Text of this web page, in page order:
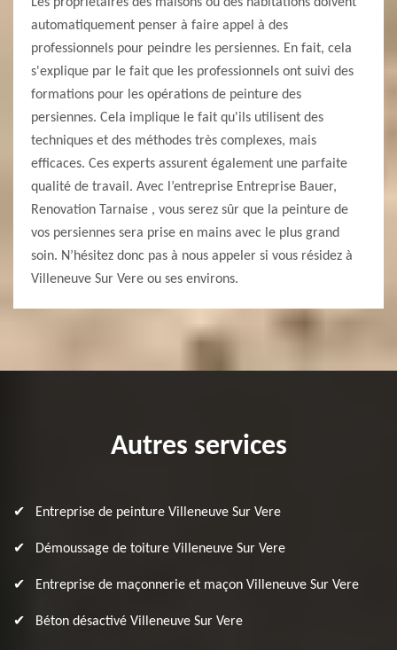
automatiquement penser à faire appel à des
professionnels pour peindre les persiennes. En fait, cela
s'explique par le fait que les professionnels ont suivi des
formations pour les opérations de peinture des
persiennes. Cela implique le fait qu'ils utilisent des
techniques et des méthodes très complexes, mais
efficaces. Ces experts assurent également une parfaite
qualité de travail. Avec l’entreprise Entreprise Bauer,
Renovation Tarnaise , vous serez sûr que la peinture de
vos persiennes sera prise en mains avec le plus grand
soin. N’hésitez donc pas à nous appeler si vous résidez à
Villeneuve Sur Vere ou ses environs.
Autres services
Entreprise de peinture Villeneuve Sur Vere
Démoussage de toiture Villeneuve Sur Vere
Entreprise de maçonnerie et maçon Villeneuve Sur Vere
Béton désactivé Villeneuve Sur Vere